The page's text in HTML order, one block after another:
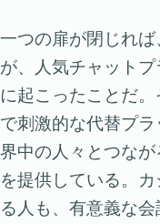
一つの扉が閉じれ
が、人気チャット
に起こったことだ
で刺激的な代替プ
界中の人々とつな
を提供している。
る人も、有意義な